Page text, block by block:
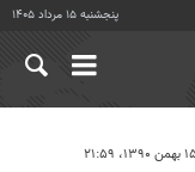
پنجشنبه ۱۵ مرداد ۱۴۰۵
۱۵ بهمن ۱۳۹۰، ۲۱:۵۹